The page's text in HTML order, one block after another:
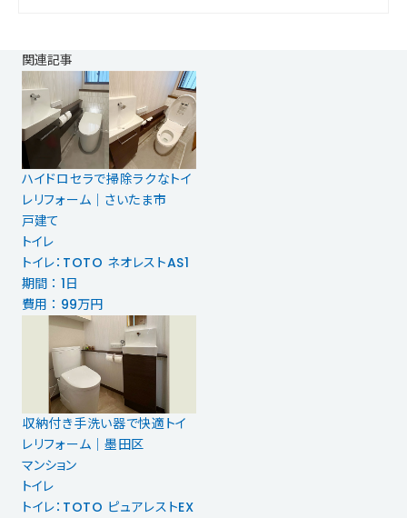
関連記事
ハイドロセラで掃除ラクなトイ
レリフォーム｜さいたま市
戸建て
トイレ
トイレ：TOTO ネオレストAS1
期間 ： 1日
費用 ： 99万円
収納付き手洗い器で快適トイ
レリフォーム｜墨田区
マンション
トイレ
トイレ：TOTO ピュアレストEX